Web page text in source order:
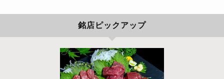
銘店ピックアップ